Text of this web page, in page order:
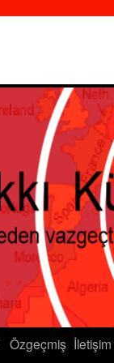
Özgeçmiş İletişim